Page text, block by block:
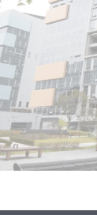
사진 아카이브
50 주년 기
성과 50선 숫
세계와 함께 한
VR 역사관